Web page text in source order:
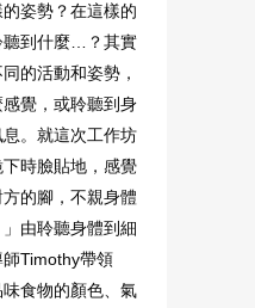
姿勢？在這樣的
聽到什麼…？其實
的活動和姿勢，
覺，或聆聽到身
。就這次工作坊
時臉貼地，感覺
的腳，不親身體
由聆聽身體到細
Timothy帶領
食物的顏色、氣